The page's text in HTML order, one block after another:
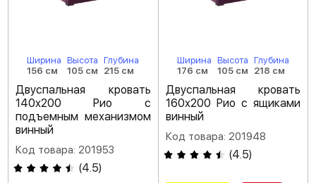
Ширина
156 см
Высота
105 см
Глубина
215 см
Двуспальная кровать
140х200 Рио с
подъемным механизмом
винный
Код товара: 201953
(4.5)
Ширина
176 см
Высота
105 см
Глубина
218 см
Двуспальная кровать
160х200 Рио с ящиками
винный
Код товара: 201948
(4.5)